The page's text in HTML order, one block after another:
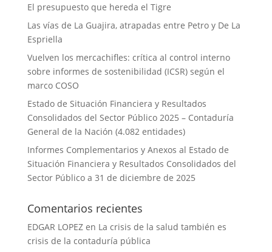
El presupuesto que hereda el Tigre
Las vías de La Guajira, atrapadas entre Petro y De La
Espriella
Vuelven los mercachifles: crítica al control interno
sobre informes de sostenibilidad (ICSR) según el
marco COSO
Estado de Situación Financiera y Resultados
Consolidados del Sector Público 2025 – Contaduría
General de la Nación (4.082 entidades)
Informes Complementarios y Anexos al Estado de
Situación Financiera y Resultados Consolidados del
Sector Público a 31 de diciembre de 2025
Comentarios recientes
EDGAR LOPEZen La crisis de la salud también es
crisis de la contaduría pública